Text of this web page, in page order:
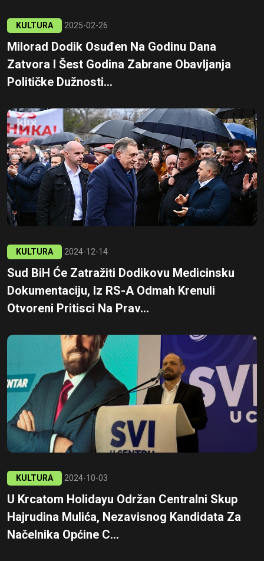
KULTURA 2025-02-26
Milorad Dodik Osuđen Na Godinu Dana
Zatvora I Šest Godina Zabrane Obavljanja
Političke Dužnosti...
KULTURA 2024-12-14
Sud BiH Će Zatražiti Dodikovu Medicinsku
Dokumentaciju, Iz RS-A Odmah Krenuli
Otvoreni Pritisci Na Prav...
KULTURA 2024-10-03
U Krcatom Holidayu Održan Centralni Skup
Hajrudina Mulića, Nezavisnog Kandidata Za
Načelnika Općine C...